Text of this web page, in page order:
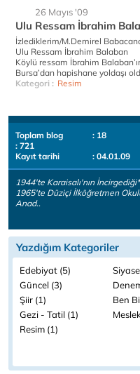
26 Mayıs '09
Ulu Ressam İbrahim
İzlediklerim/M.Demirel
Ulu Ressam İbrahim Balaban
Köylü ressam İbrahim
Bursa’dan hapishane yoldaşı
Kategori : Resim
Toplam blog
: 18
: 721
Kayıt tarihi
: 04.01.09
1944'te Karaisalı'nın
1965'te Düziçi İlköğretmen
Anad..
Yazdığım Kategoriler
Edebiyat (5)
Güncel (3)
Şiir (1)
Ben
Gezi - Tatil (1)
Resim (1)